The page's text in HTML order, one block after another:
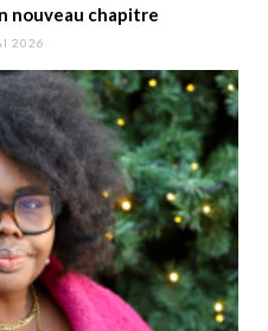
nouveau chapitre
2026